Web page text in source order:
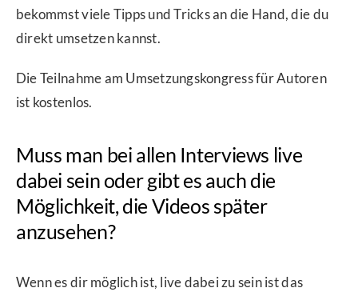
bekommst viele Tipps und Tricks an die Hand, die du
direkt umsetzen kannst.
Die Teilnahme am Umsetzungskongress für Autoren
ist kostenlos.
Muss man bei allen Interviews live
dabei sein oder gibt es auch die
Möglichkeit, die Videos später
anzusehen?
Wenn es dir möglich ist, live dabei zu sein ist das